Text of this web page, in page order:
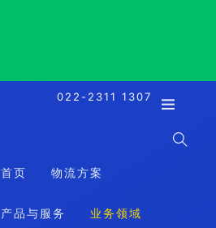
022-2311 1307
首页 物流方案
产品与服务 业务领域